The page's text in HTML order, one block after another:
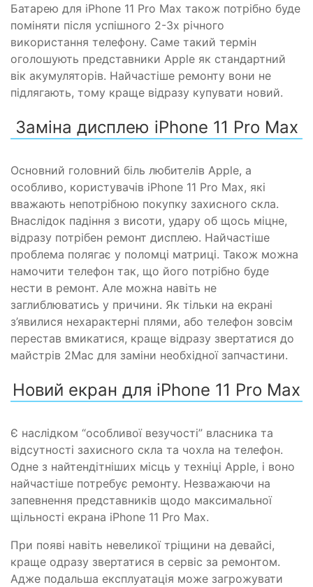
Батарею для iPhone 11 Pro Max також потрібно буде
поміняти після успішного 2-3х річного
використання телефону. Саме такий термін
оголошують представники Apple як стандартний
вік акумуляторів. Найчастіше ремонту вони не
підлягають, тому краще відразу купувати новий.
Заміна дисплею iPhone 11 Pro Max
Основний головний біль любителів Apple, а
особливо, користувачів iPhone 11 Pro Max, які
вважають непотрібною покупку захисного скла.
Внаслідок падіння з висоти, удару об щось міцне,
відразу потрібен ремонт дисплею. Найчастіше
проблема полягає у поломці матриці. Також можна
намочити телефон так, що його потрібно буде
нести в ремонт. Але можна навіть не
заглиблюватись у причини. Як тільки на екрані
з’явилися нехарактерні плями, або телефон зовсім
перестав вмикатися, краще відразу звертатися до
майстрів 2Mac для заміни необхідної запчастини.
Новий екран для iPhone 11 Pro Max
Є наслідком “особливої везучості” власника та
відсутності захисного скла та чохла на телефон.
Одне з найтендітніших місць у техніці Apple, і воно
найчастіше потребує ремонту. Незважаючи на
запевнення представників щодо максимальної
щільності екрана iPhone 11 Pro Max.
При появі навіть невеликої тріщини на девайсі,
краще одразу звертатися в сервіс за ремонтом.
Адже подальша експлуатація може загрожувати